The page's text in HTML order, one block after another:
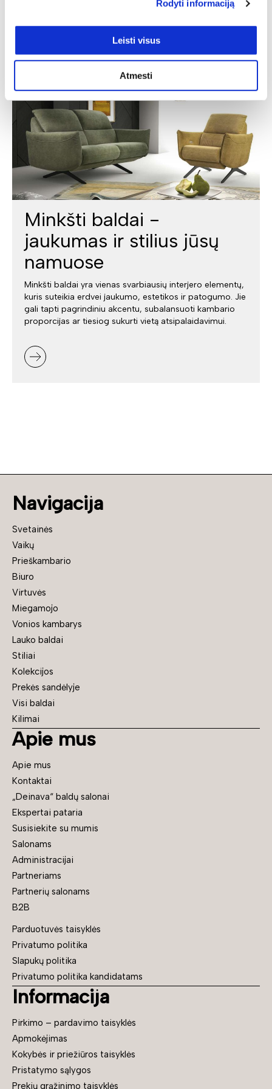
Rodyti informaciją
Leisti visus
Atmesti
Minkšti baldai -
jaukumas ir stilius jūsų
namuose
Minkšti baldai yra vienas svarbiausių interjero elementų,
kuris suteikia erdvei jaukumo, estetikos ir patogumo. Jie
gali tapti pagrindiniu akcentu, subalansuoti kambario
proporcijas ar tiesiog sukurti vietą atsipalaidavimui.
Navigacija
Svetainės
Vaikų
Prieškambario
Biuro
Virtuvės
Miegamojo
Vonios kambarys
Lauko baldai
Stiliai
Kolekcijos
Prekės sandėlyje
Visi baldai
Kilimai
Apie mus
Apie mus
Kontaktai
„Deinava“ baldų salonai
Ekspertai pataria
Susisiekite su mumis
Salonams
Administracijai
Partneriams
Partnerių salonams
B2B
Parduotuvės taisyklės
Privatumo politika
Slapukų politika
Privatumo politika kandidatams
Informacija
Pirkimo – pardavimo taisyklės
Apmokėjimas
Kokybės ir priežiūros taisyklės
Pristatymo sąlygos
Prekių grąžinimo taisyklės